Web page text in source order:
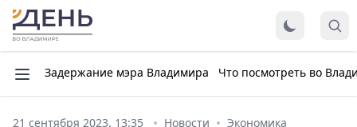
Задержание мэра Владимира Что посмотреть во
21 сентября 2023, 13:35 Новости Экономика